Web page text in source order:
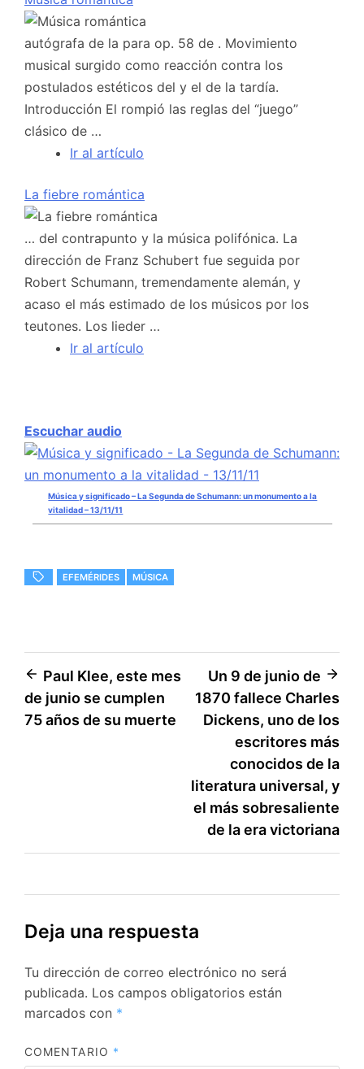
autógrafa de la para op. 58 de . Movimiento
musical surgido como reacción contra los
postulados estéticos del y el de la tardía.
Introducción El rompió las reglas del “juego”
clásico de …
Ir al artículo
La fiebre romántica
… del contrapunto y la música polifónica. La
dirección de Franz Schubert fue seguida por
Robert Schumann, tremendamente alemán, y
acaso el más estimado de los músicos por los
teutones. Los lieder …
Ir al artículo
Escuchar audio
Música y significado – La Segunda de Schumann: un monumento a la
vitalidad – 13/11/11
EFEMÉRIDES MÚSICA
Navegación
de
Paul Klee, este mes
de junio se cumplen
75 años de su muerte
Un 9 de junio de
1870 fallece Charles
Dickens, uno de los
escritores más
conocidos de la
literatura universal, y
el más sobresaliente
de la era victoriana
Deja una respuesta
Tu dirección de correo electrónico no será
publicada. Los campos obligatorios están
marcados con *
COMENTARIO *